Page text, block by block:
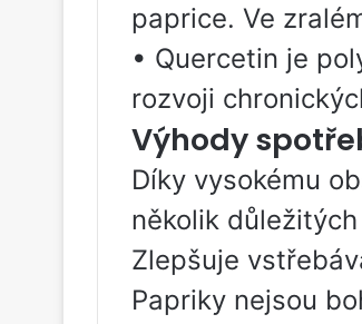
paprice. Ve
• Quercetin je
rozvoji
Výhody
Díky vysokému
několik
Zlepšuje
Papriky nejsou